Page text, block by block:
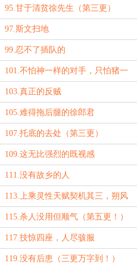
95.甘于清贫徐先生（第三更）
97.斯文扫地
99.忍不了插队的
101.不怕神一样的对手，只怕猪一
样的队友（三更万字到！）
103.真正的反贼
105.难得拖后腿的徐郎君
107.托底的去处（第三更）
109.这无比强烈的既视感
111.没有故乡的人
113.上乘灵性天赋契机其三，朔风
霜华（第三更）
115.杀人没用但顺气（第五更！）
117.技惊四座，人尽骇服
119.没有后患（三更万字到！）